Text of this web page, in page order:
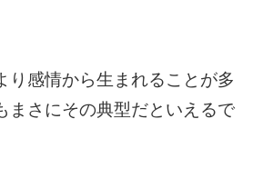
り感情から生まれることが多
まさにその典型だといえるで